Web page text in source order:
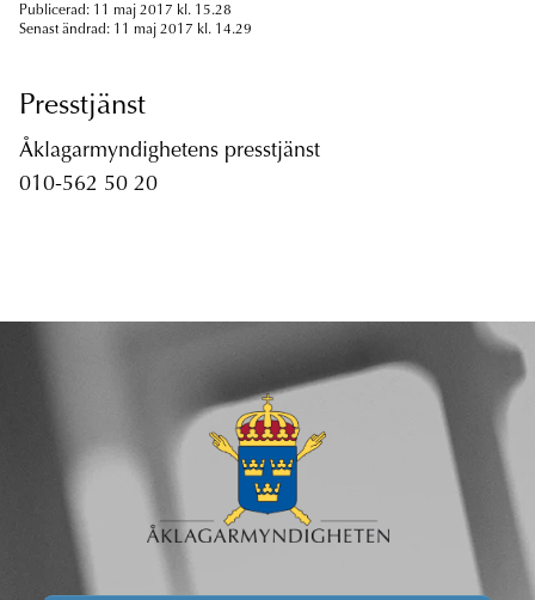
Publicerad: 11 maj 2017 kl. 15.28
Senast ändrad: 11 maj 2017 kl. 14.29
Presstjänst
Åklagarmyndighetens presstjänst
010-562 50 20